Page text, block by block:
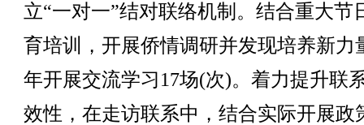
立“一对一”结对联络机制。结合重大节
育培训，开展侨情调研并发现培养新力
年开展交流学习17场(次)。着力提升联
效性，在走访联系中，结合实际开展政